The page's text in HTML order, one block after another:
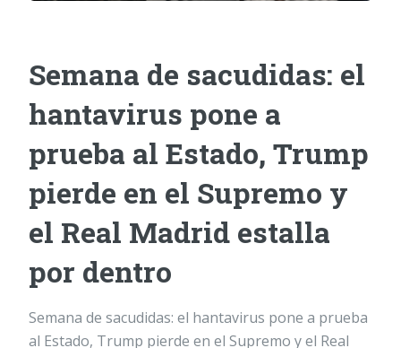
Semana de sacudidas: el
hantavirus pone a
prueba al Estado, Trump
pierde en el Supremo y
el Real Madrid estalla
por dentro
Semana de sacudidas: el hantavirus pone a prueba
al Estado, Trump pierde en el Supremo y el Real